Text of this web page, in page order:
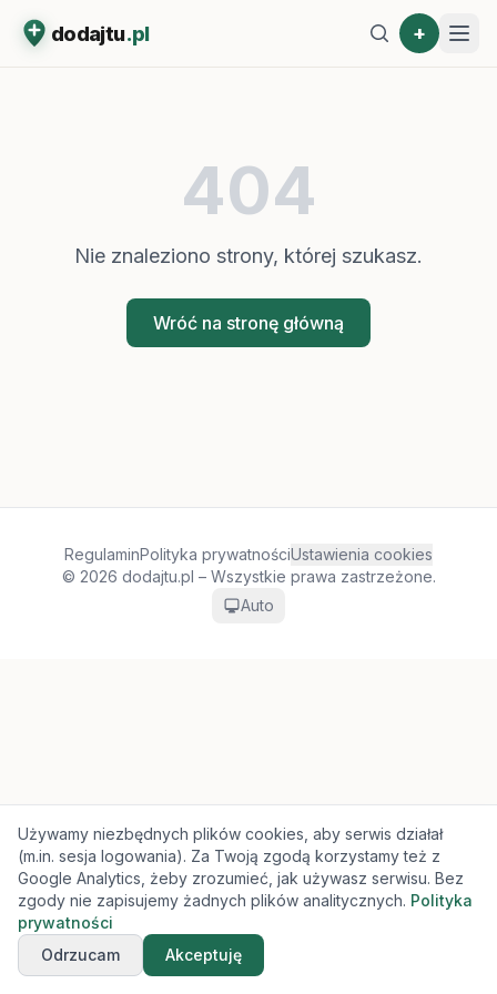
dodajtu.pl +
404
Nie znaleziono strony, której szukasz.
Wróć na stronę główną
RegulaminPolityka prywatnościUstawienia cookies
© 2026 dodajtu.pl – Wszystkie prawa zastrzeżone.
Auto
Używamy niezbędnych plików cookies, aby serwis działał
(m.in. sesja logowania). Za Twoją zgodą korzystamy też z
Google Analytics, żeby zrozumieć, jak używasz serwisu. Bez
zgody nie zapisujemy żadnych plików analitycznych. Polityka
prywatności
Odrzucam
Akceptuję